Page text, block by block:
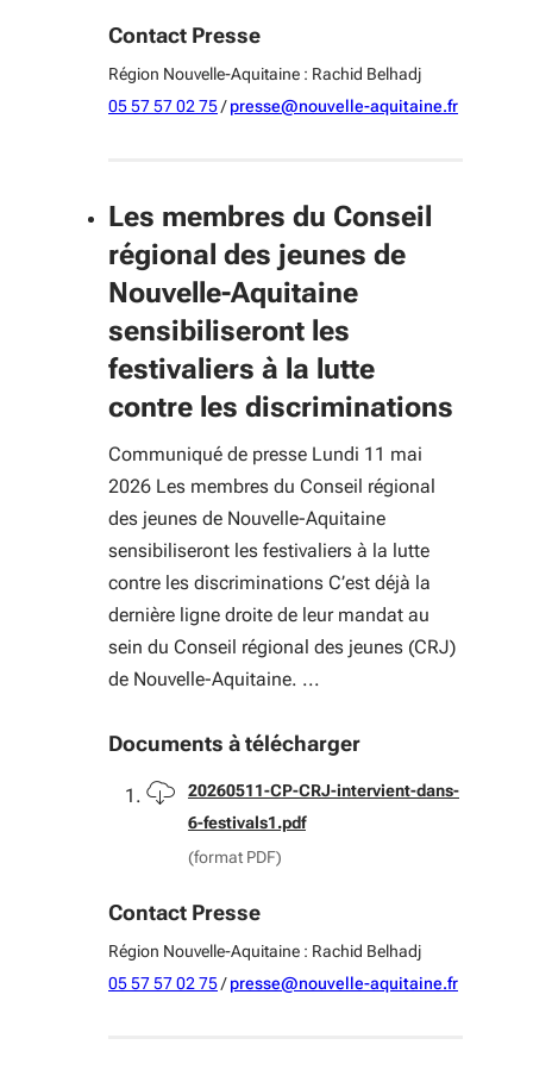
Contact Presse
Région Nouvelle-Aquitaine : Rachid Belhadj
05 57 57 02 75/presse@nouvelle-aquitaine.fr
Les membres du Conseil
régional des jeunes de
Nouvelle-Aquitaine
sensibiliseront les
festivaliers à la lutte
contre les discriminations
Communiqué de presse Lundi 11 mai
2026 Les membres du Conseil régional
des jeunes de Nouvelle-Aquitaine
sensibiliseront les festivaliers à la lutte
contre les discriminations C’est déjà la
dernière ligne droite de leur mandat au
sein du Conseil régional des jeunes (CRJ)
de Nouvelle-Aquitaine. ...
Documents à télécharger
Télécharger
20260511-CP-CRJ-intervient-dans-
6-festivals1.pdf
(format PDF)
Contact Presse
Région Nouvelle-Aquitaine : Rachid Belhadj
05 57 57 02 75/presse@nouvelle-aquitaine.fr